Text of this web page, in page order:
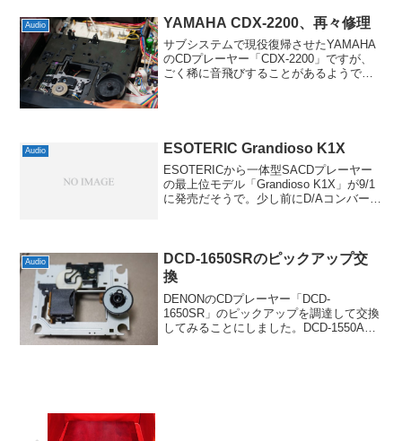
Audio YAMAHA CDX-2200、再々修理
サブシステムで現役復帰させたYAMAHA
のCDプレーヤー「CDX-2200」ですが、
ごく稀に音飛びすることがあるようで、
Audio ESOTERIC Grandioso K1X
ESOTERICから一体型SACDプレーヤー
の最上位モデル「Grandioso K1X」が9/1
に発売だそうで。少し前にD/Aコンバータ
Audio
DCD-1650SRのピックアップ交
換
DENONのCDプレーヤー「DCD-
1650SR」のピックアップを調達して交換
してみることにしました。DCD-1550AR